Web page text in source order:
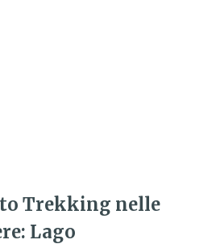
Trekking nelle
Lago